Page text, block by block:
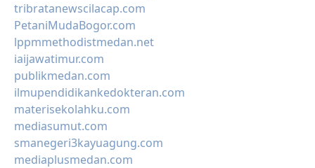
tribratanewscilacap.com
PetaniMudaBogor.com
lppmmethodistmedan.net
iaijawatimur.com
publikmedan.com
ilmupendidikankedokteran.com
materisekolahku.com
mediasumut.com
smanegeri3kayuagung.com
mediaplusmedan.com